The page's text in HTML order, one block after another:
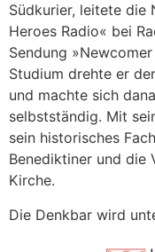
Südkurier, leitete die
Heroes Radio« bei
Sendung
Studium drehte er
und machte sich
selbstständig. Mit
sein historisches
Benediktiner und die
Kirche.
Die Denkbar wird